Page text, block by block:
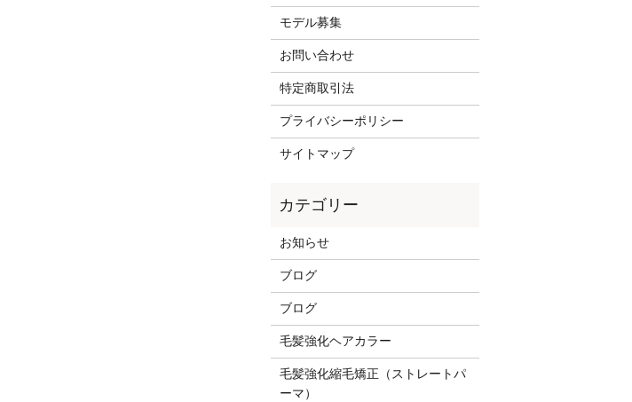
モデル募集
お問い合わせ
特定商取引法
プライバシーポリシー
サイトマップ
お知らせ
ブログ
ブログ
毛髪強化ヘアカラー
毛髪強化縮毛矯正（ストレートパ
ーマ）